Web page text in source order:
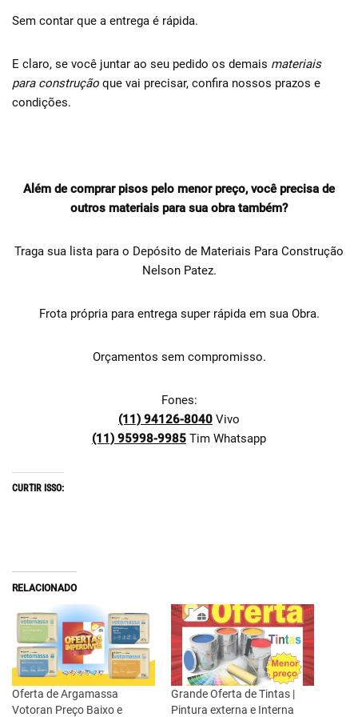
Sem contar que a entrega é rápida.
E claro, se você juntar ao seu pedido os demais materiais
para construção que vai precisar, confira nossos prazos e
condições.
Além de comprar pisos pelo menor preço, você precisa de
outros materiais para sua obra também?
Traga sua lista para o Depósito de Materiais Para Construção
Nelson Patez.
Frota própria para entrega super rápida em sua Obra.
Orçamentos sem compromisso.
Fones:
(11) 94126-8040 Vivo
(11) 95998-9985 Tim Whatsapp
CURTIR ISSO:
RELACIONADO
Oferta de Argamassa
Votoran Preço Baixo e
Grande Oferta de Tintas |
Pintura externa e Interna